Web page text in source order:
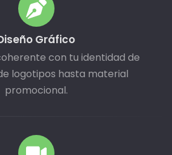
Gráfico
con tu identidad de
logotipos hasta material
promocional.